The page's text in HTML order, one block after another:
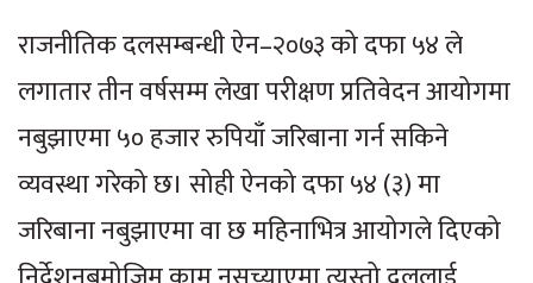
राजनीतिक दलसम्बन्धी ऐन–२०७३ को दफा ५४ ले
लगातार तीन वर्षसम्म लेखा परीक्षण प्रतिवेदन आयोगमा
नबुझाएमा ५० हजार रुपियाँ जरिबाना गर्न सकिने
व्यवस्था गरेको छ। सोही ऐनको दफा ५४ (३) मा
जरिबाना नबुझाएमा वा छ महिनाभित्र आयोगले दिएको